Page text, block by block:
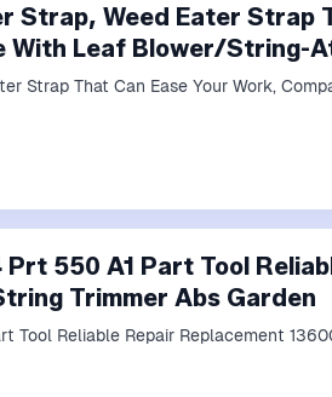
Strap, Weed Eater Strap
With Leaf Blower/String-
Strap That Can Ease Your Work,
Prt 550 A1 Part Tool
Trimmer Abs Garden
Tool Reliable Repair Replacement